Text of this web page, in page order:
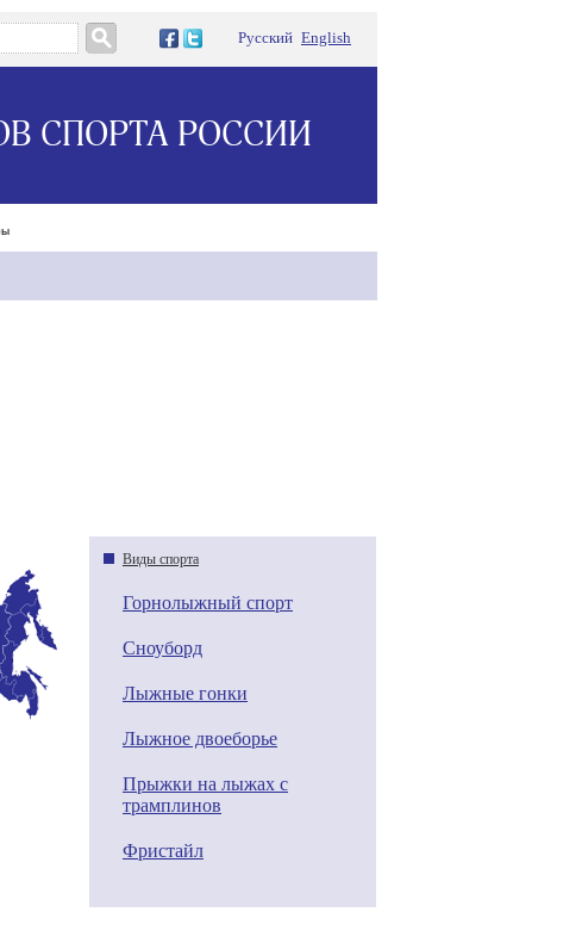
Русский English
СПОРТА РОССИИ
Виды спорта
Горнолыжный спорт
Сноуборд
Лыжные гонки
Лыжное двоеборье
Прыжки на лыжах с
трамплинов
Фристайл